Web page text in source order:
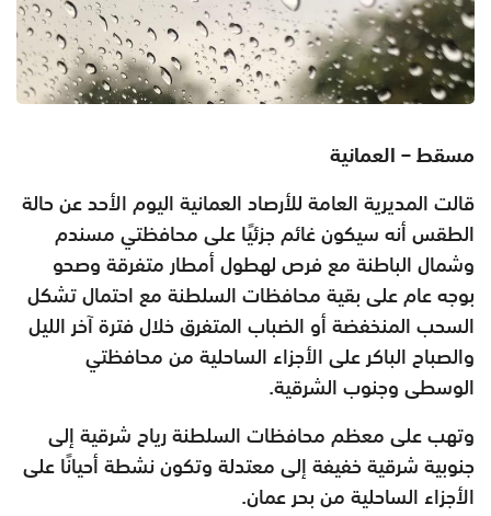
مسقط – العمانية
قالت المديرية العامة للأرصاد العمانية اليوم الأحد عن حالة
الطقس أنه سيكون غائم جزئيًا على محافظتي مسندم
وشمال الباطنة مع فرص لهطول أمطار متفرقة وصحو
بوجه عام على بقية محافظات السلطنة مع احتمال تشكل
السحب المنخفضة أو الضباب المتفرق خلال فترة آخر الليل
والصباح الباكر على الأجزاء الساحلية من محافظتي
الوسطى وجنوب الشرقية.
وتهب على معظم محافظات السلطنة رياح شرقية إلى
جنوبية شرقية خفيفة إلى معتدلة وتكون نشطة أحيانًا على
الأجزاء الساحلية من بحر عمان.